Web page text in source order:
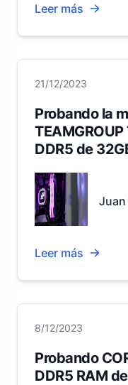
Leer más
21/12/2023
Probando la
DDR5 de
Juan
Leer más
8/12/2023
Probando
DDR5 RAM